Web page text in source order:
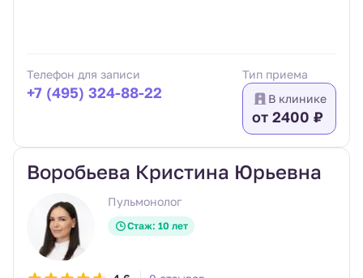
Тип приема
В клинике
от 2400 ₽
Телефон для записи
+7 (495) 324-88-22
Воробьева Кристина Юрьевна
Пульмонолог
Стаж: 10 лет